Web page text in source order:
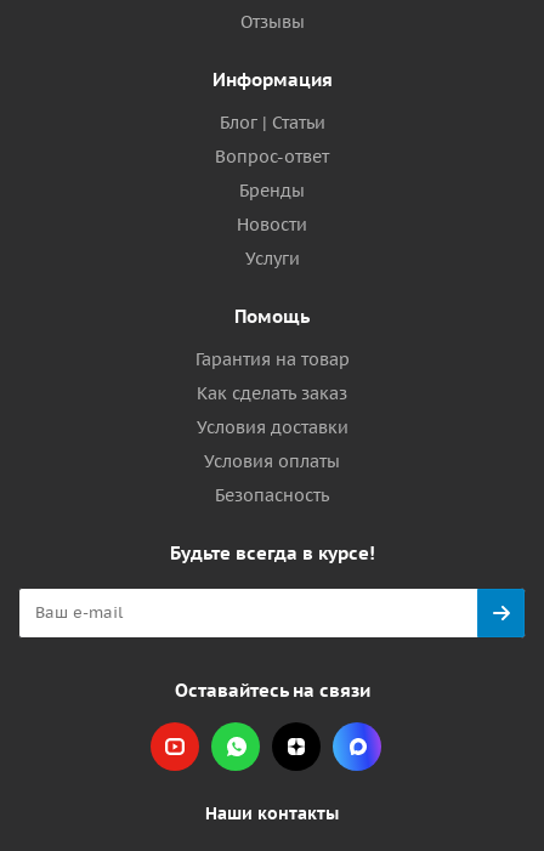
Отзывы
Информация
Блог | Статьи
Вопрос-ответ
Бренды
Новости
Услуги
Помощь
Гарантия на товар
Как сделать заказ
Условия доставки
Условия оплаты
Безопасность
Будьте всегда в курсе!
Оставайтесь на связи
Наши контакты